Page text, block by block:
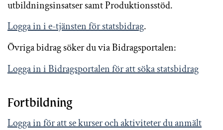
utbildningsinsatser samt Produktionsstöd.
Logga in i e-tjänsten för statsbidrag.
Övriga bidrag söker du via Bidragsportalen:
Logga in i Bidragsportalen för att söka statsbidrag
Fortbildning
Logga in för att se kurser och aktiviteter du anmält